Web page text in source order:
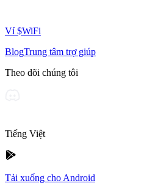
Ví $WiFi
BlogTrung tâm trợ giúp
Theo dõi chúng tôi
Tiếng Việt
Tải xuống cho Android